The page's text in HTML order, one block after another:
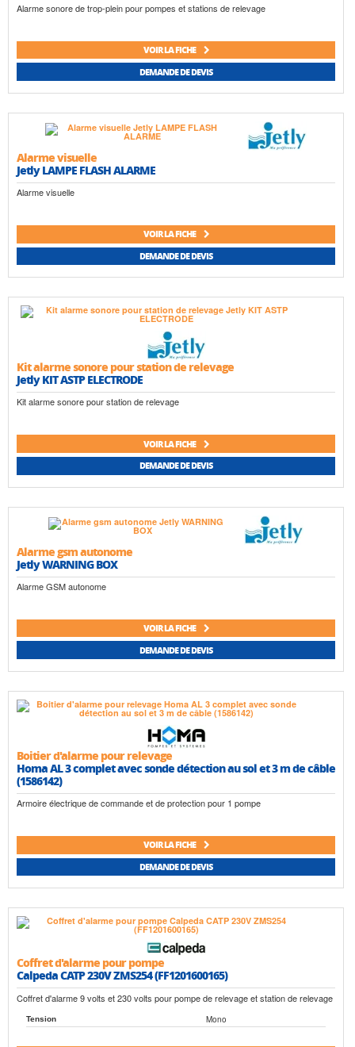
Alarme sonore de trop-plein pour pompes et stations de relevage
VOIR LA FICHE
DEMANDE DE DEVIS
Alarme visuelle
Jetly LAMPE FLASH ALARME
Alarme visuelle
VOIR LA FICHE
DEMANDE DE DEVIS
Kit alarme sonore pour station de relevage
Jetly KIT ASTP ELECTRODE
Kit alarme sonore pour station de relevage
VOIR LA FICHE
DEMANDE DE DEVIS
Alarme gsm autonome
Jetly WARNING BOX
Alarme GSM autonome
VOIR LA FICHE
DEMANDE DE DEVIS
Boitier d'alarme pour relevage
Homa AL 3 complet avec sonde détection au sol et 3 m de câble
(1586142)
Armoire électrique de commande et de protection pour 1 pompe
VOIR LA FICHE
DEMANDE DE DEVIS
Coffret d'alarme pour pompe
Calpeda CATP 230V ZMS254 (FF1201600165)
Coffret d'alarme 9 volts et 230 volts pour pompe de relevage et station de relevage
Tension Mono